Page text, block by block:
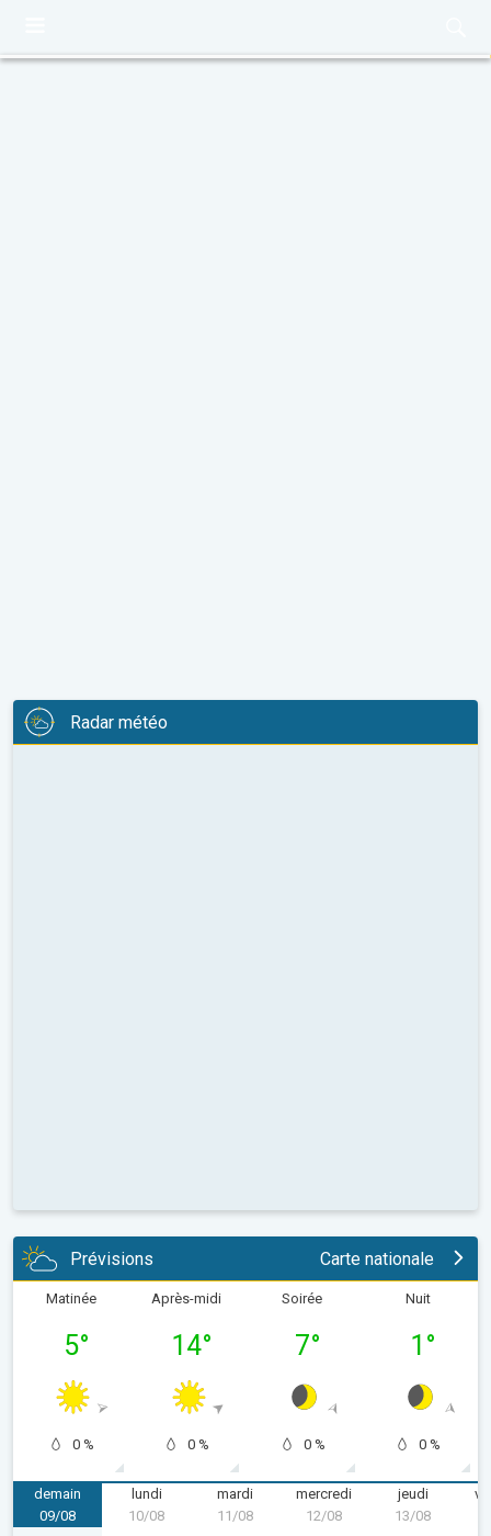
Radar météo
Prévisions Carte nationale
Matinée
5°
0 %
Après-midi
14°
0 %
Soirée
7°
0 %
Nuit
1 °
0 %
demain
dimanche 09/08
09/08
lundi
10/08
mardi
11/08
mercredi
mercredi 12/08
12/08
jeudi
13/08